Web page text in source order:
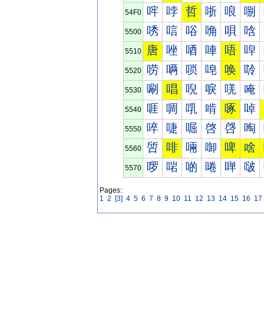
54F0 哰 哱 哲 哳 哴 哵
5500 唀 唁 唂 唃 唄 唅
5510 唐 唑 唒 唓 唔 唕
5520 唠 唡 唢 唣 唤 唥
5530 唰 唱 唲 唳 唴 唵
5540 啀 啁 啂 啃 啄 啅
5550 啐 啑 啒 啓 啔 啕
5560 啠 啡 啢 啣 啤 啥
5570 啰 啱 啲 啳 啴 啵
Pages:
1 2 [3] 4 5 6 7 8 9 10 11 12 13 14 15 16 17